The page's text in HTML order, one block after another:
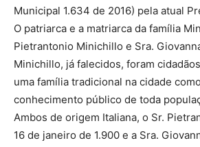
Municipal 1.634 de 2016) pela atual
O patriarca e a matriarca da família
Pietrantonio Minichillo e Sra.
Minichillo, já falecidos, foram
uma família tradicional na cidade
conhecimento público de toda
Ambos de origem Italiana, o Sr.
16 de janeiro de 1.900 e a Sra.